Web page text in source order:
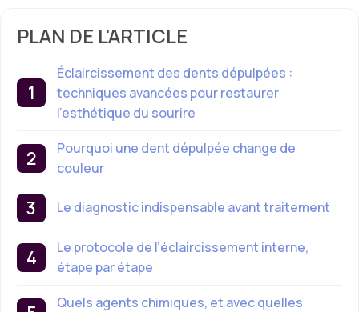
PLAN DE L'ARTICLE
Éclaircissement des dents dépulpées :
techniques avancées pour restaurer
l’esthétique du sourire
Pourquoi une dent dépulpée change de
couleur
Le diagnostic indispensable avant traitement
Le protocole de l’éclaircissement interne,
étape par étape
Quels agents chimiques, et avec quelles